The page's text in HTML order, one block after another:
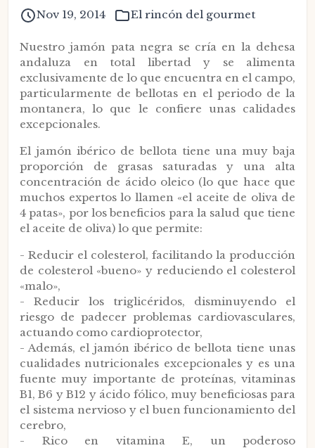
Nov 19, 2014 El rincón del gourmet
Nuestro jamón pata negra se cría en la dehesa
andaluza en total libertad y se alimenta
exclusivamente de lo que encuentra en el campo,
particularmente de bellotas en el periodo de la
montanera, lo que le confiere unas calidades
excepcionales.
El jamón ibérico de bellota tiene una muy baja
proporción de grasas saturadas y una alta
concentración de ácido oleico (lo que hace que
muchos expertos lo llamen «el aceite de oliva de
4 patas», por los beneficios para la salud que tiene
el aceite de oliva) lo que permite:
- Reducir el colesterol, facilitando la producción
de colesterol «bueno» y reduciendo el colesterol
«malo»,
- Reducir los triglicéridos, disminuyendo el
riesgo de padecer problemas cardiovasculares,
actuando como cardioprotector,
- Además, el jamón ibérico de bellota tiene unas
cualidades nutricionales excepcionales y es una
fuente muy importante de proteínas, vitaminas
B1, B6 y B12 y ácido fólico, muy beneficiosas para
el sistema nervioso y el buen funcionamiento del
cerebro,
- Rico en vitamina E, un poderoso